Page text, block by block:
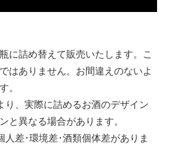
に詰め替えて販売いたします。こ
はありません。お間違えのないよ
。
り、実際に詰めるお酒のデザイン
と異なる場合があります。
差･環境差･酒類個体差がありま